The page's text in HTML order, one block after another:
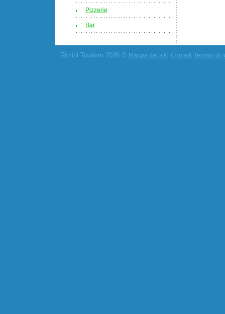
Pizzerie
Bar
Rimini Tourism 2026 © Mappa del sito Contatti Termini di